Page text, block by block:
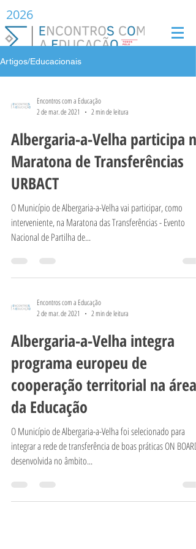
2026
Artigos/Educacionais
Encontros com a Educação
2 de mar. de 2021
2 min de leitura
Albergaria-a-Velha participa na
Maratona de Transferências
URBACT
O Município de Albergaria-a-Velha vai participar, como
interveniente, na Maratona das Transferências - Evento
Nacional de Partilha de...
Encontros com a Educação
2 de mar. de 2021
2 min de leitura
Albergaria-a-Velha integra
programa europeu de
cooperação territorial na área
da Educação
O Município de Albergaria-a-Velha foi selecionado para
integrar a rede de transferência de boas práticas ON BOARD,
desenvolvida no âmbito...